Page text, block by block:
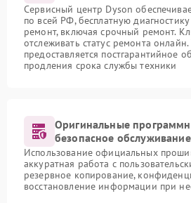
Сервисный центр Dyson
по всей РФ, бесплатную
ремонт, включая срочный ремонт.
отслеживать статус ремонта
предоставляется постгарантийное
продления срока службы техники
Оригинальные
безопасное
Использование официальных
аккуратная работа с
резервное копирование,
восстановление информации при